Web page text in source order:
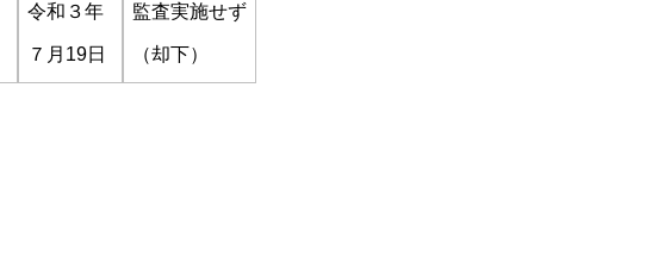
令和３年
７月19日
監査実施せず
（却下）